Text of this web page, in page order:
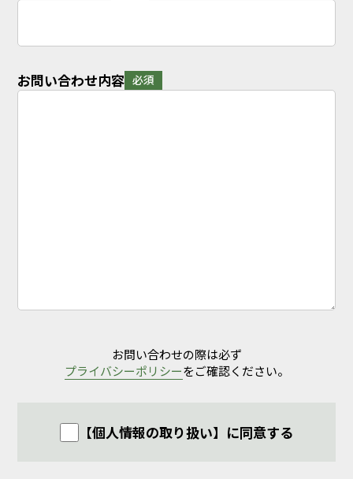
お問い合わせ内容 必須
お問い合わせの際は必ず
プライバシーポリシーをご確認ください。
【個人情報の取り扱い】に同意する